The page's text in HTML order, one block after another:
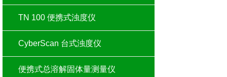
TN 100 便携式浊度仪
CyberScan 台式浊度仪
便携式总溶解固体量测量仪